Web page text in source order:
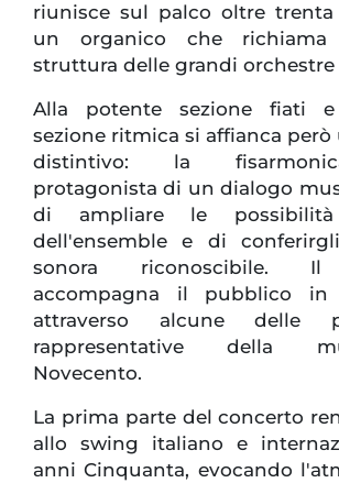
riunisce sul palco oltre
un organico che richiama
struttura delle grandi orchestre
Alla potente sezione fiati
sezione ritmica si affianca
distintivo: la
protagonista di un dialogo
di ampliare le possibilità
dell'ensemble e di
sonora riconoscibile. Il
accompagna il pubblico
attraverso alcune delle
rappresentative della
Novecento.
La prima parte del concerto
allo swing italiano e
anni Cinquanta, evocando